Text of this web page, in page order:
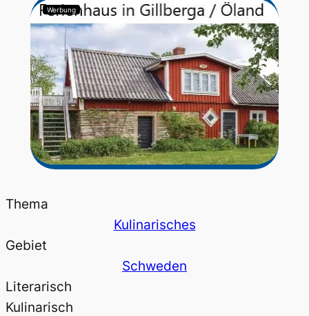
Werbung
Thema
Kulinarisches
Gebiet
Schweden
Literarisch
Kulinarisch